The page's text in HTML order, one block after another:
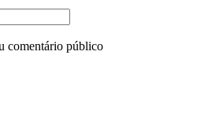
comentário público